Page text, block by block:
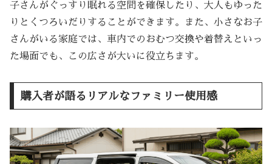
子さんがぐっすり眠れる空間を確保したり、大人もゆった
りとくつろいだりすることができます。また、小さなお子
さんがいる家庭では、車内でのおむつ交換や着替えといっ
た場面でも、この広さが大いに役立ちます。
購入者が語るリアルなファミリー使用感